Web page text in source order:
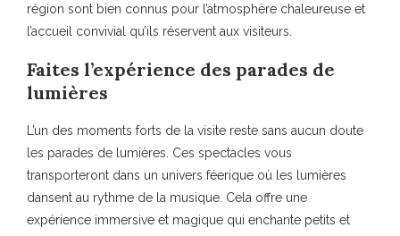
région sont bien connus pour l’atmosphère chaleureuse et
l’accueil convivial qu’ils réservent aux visiteurs.
Faites l’expérience des parades de
lumières
L’un des moments forts de la visite reste sans aucun doute
les parades de lumières. Ces spectacles vous
transporteront dans un univers féerique où les lumières
dansent au rythme de la musique. Cela offre une
expérience immersive et magique qui enchante petits et